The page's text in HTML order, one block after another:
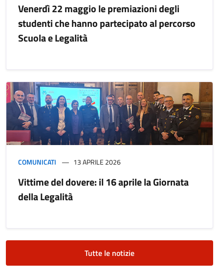
Venerdì 22 maggio le premiazioni degli
studenti che hanno partecipato al percorso
Scuola e Legalità
COMUNICATI 13 APRILE 2026
Vittime del dovere: il 16 aprile la Giornata
della Legalità
Tutte le notizie